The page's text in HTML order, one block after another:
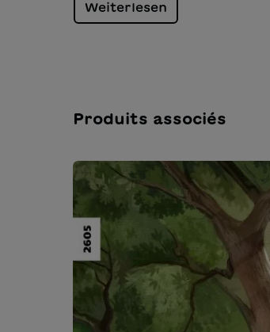
Weiterlesen
Ignorer la galerie de produits
Produits associés